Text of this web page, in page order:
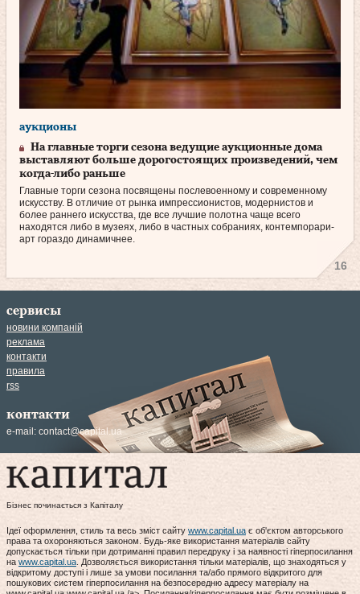
аукционы
На главные торги сезона ведущие аукционные дома
выставляют больше дорогостоящих произведений, чем
когда-либо раньше
Главные торги сезона посвящены послевоенному и современному
искусству. В отличие от рынка импрессионистов, модернистов и
более раннего искусства, где все лучшие полотна чаще всего
находятся либо в музеях, либо в частных собраниях, контемпорари-
арт гораздо динамичнее.
16
сервисы
новини компаній
реклама
контакти
правила
rss
контакти
e-mail: contact@capital.ua
Бізнес починається з Капіталу
Ідеї оформлення, стиль та весь зміст сайту www.capital.ua є об'єктом авторського
права та охороняються законом. Будь-яке використання матеріалів сайту
допускається тільки при дотриманні правил передруку і за наявності гіперпосилання
на www.capital.ua . Дозволяється використання тільки матеріалів, що знаходяться у
відкритому доступі і лише за умови посилання та/або прямого відкритого для
пошукових систем гіперпосилання на безпосередню адресу матеріалу на